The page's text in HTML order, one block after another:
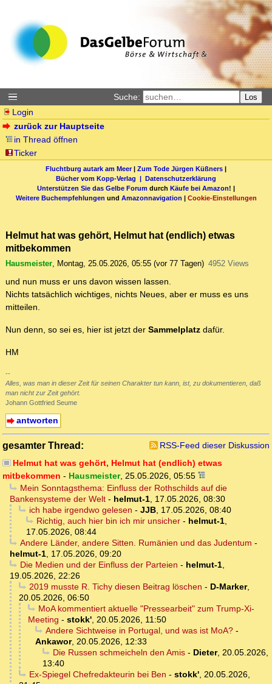
Suche: Los
Login
zurück zur Hauptseite
in Thread öffnen
Ticker
Fluchtburg autark am Meer| Zum Tode Jürgen Küßners |
Bücher vom Kopp-Verlag | Datenschutzerklärung
Unterstützen Sie das Gelbe Forum durch Käufe bei Amazon! |
Weitere Buchempfehlungen und Amazonnavigation | Cookie-Einstellungen
Helmut hat was gehört, Helmut hat (endlich) etwas
mitbekommen
Hausmeister, Montag, 25.05.2026, 05:55 (vor 77 Tagen) 4952 Views
und nun muss er uns davon wissen lassen.
Nichts tatsächlich wichtiges, nichts Neues, aber er muss es uns
mitteilen.
Nun denn, so sei es, hier ist jetzt der Sammelplatz dafür.
HM
--
Alles, was man in dieser Zeit für seinen Charakter tun kann, ist, zu dokumentieren, daß
man nicht zur Zeit gehört.
Johann Gottfried Seume
antworten
gesamter Thread:
RSS-Feed dieser Diskussion
Helmut hat was gehört, Helmut hat (endlich) etwas
mitbekommen - Hausmeister, 25.05.2026, 05:55
Mein Sonntagsthema: Einfluss der Rothschilds auf die
Bankensysteme der Welt - helmut-1, 17.05.2026, 08:30
ich habe irgendwo gelesen - JJB, 17.05.2026, 08:40
Richtig, auch hier bin ich mir unsicher- helmut-1,
17.05.2026, 08:44
Andere Länder, andere Sitten. Rumänien und das Judentum -
helmut-1, 17.05.2026, 09:20
Die Medien und der Einfluss der Parteien - helmut-1,
19.05.2026, 22:26
2019 musste R. Tichy diesen Beitrag löschen - D-Marker,
20.05.2026, 06:50
MoA kommentiert aktuelle "Pressearbeit" zum Trump-Xi-
Meeting - stokk', 20.05.2026, 11:50
Andere Sichtweise in Portugal, und was ist MoA?-
Ankawor, 20.05.2026, 12:33
Die Russen schmeicheln den Amis- Dieter, 20.05.2026,
13:40
Ex-Spiegel Chefredakteurin bei Ben - stokk', 20.05.2026,